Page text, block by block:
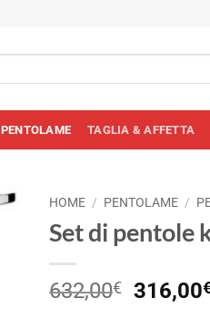
PENTOLAME TAGLIA & AFFETTA
HOME / PENTOLAME /
Set di pentole
632,00€
Il
316,00